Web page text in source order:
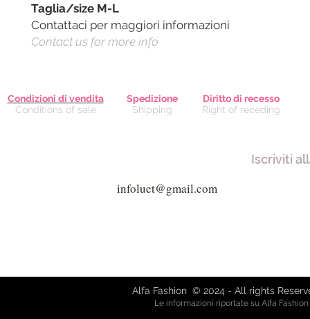
Taglia/size M-L
Contattaci per maggiori informazioni
Contact us for more info
Condizioni di vendita
Conditions of sale
Spedizione
Shipping
Diritto di recesso
Right of receding
Iscriviti
Alfa Fashion © 2024 - All rights
Le informazioni riportate su Alfa